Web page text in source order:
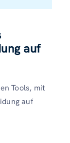
auf
Tools, mit
auf